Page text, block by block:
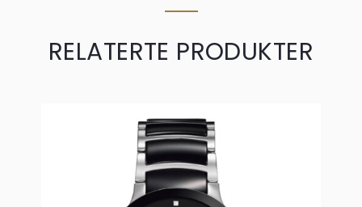
RELATERTE PRODUKTER